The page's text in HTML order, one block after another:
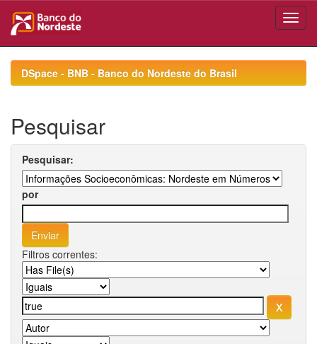
navigationDSpace - BNB - Banco do Nordeste do Brasil
Pesquisar
Pesquisar:
por
Filtros correntes: